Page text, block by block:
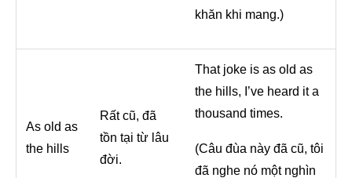
khăn khi mang.)
As old as
the hills
Rất cũ, đã
tồn tại từ lâu
đời.
That joke is as old as
the hills, I’ve heard it a
thousand times.
(Câu đùa này đã cũ, tôi
đã nghe nó một nghìn